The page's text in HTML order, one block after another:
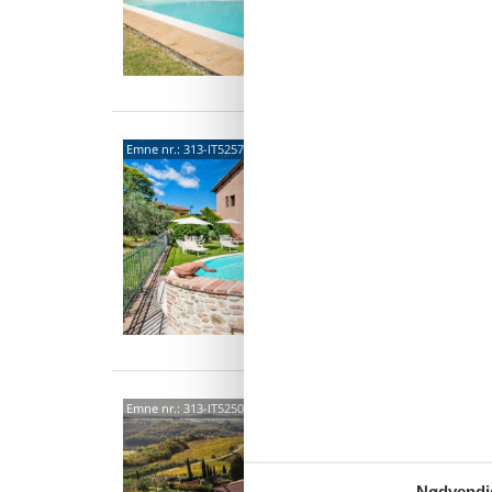
Emne nr.: 313-IT5257.150.2
Emne nr.: 313-IT5250.601.1